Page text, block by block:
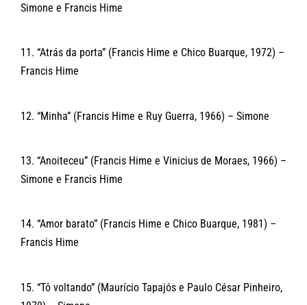
Simone e Francis Hime
11. “Atrás da porta” (Francis Hime e Chico Buarque, 1972) –
Francis Hime
12. “Minha” (Francis Hime e Ruy Guerra, 1966) – Simone
13. “Anoiteceu” (Francis Hime e Vinicius de Moraes, 1966) –
Simone e Francis Hime
14. “Amor barato” (Francis Hime e Chico Buarque, 1981) –
Francis Hime
15. “Tô voltando” (Maurício Tapajós e Paulo César Pinheiro,